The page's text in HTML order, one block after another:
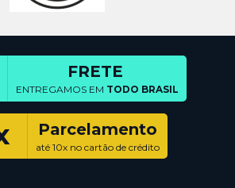
FRETE
ENTREGAMOS EM TODO BRASIL
Parcelamento
até 10x no cartão de crédito